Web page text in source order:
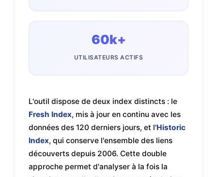
60k+
UTILISATEURS ACTIFS
L'outil dispose de deux index distincts : le
Fresh Index, mis à jour en continu avec les
données des 120 derniers jours, et l'Historic
Index, qui conserve l'ensemble des liens
découverts depuis 2006. Cette double
approche permet d'analyser à la fois la